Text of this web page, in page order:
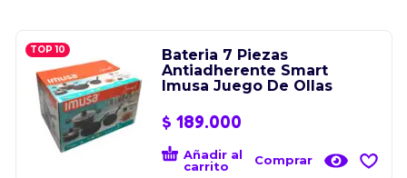
TOP 10
Bateria 7 Piezas
Antiadherente Smart
Imusa Juego De Ollas
$ 189.000
Añadir al
carrito
Comprar